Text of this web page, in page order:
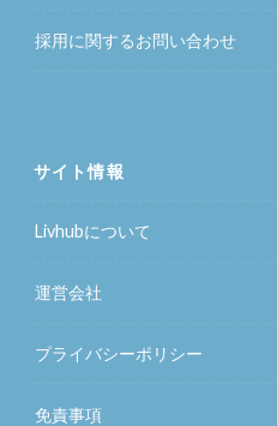
採用に関するお問い合わせ
サイト情報
Livhubについて
運営会社
プライバシーポリシー
免責事項